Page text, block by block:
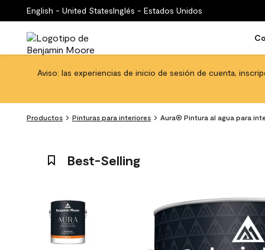
English - United StatesInglés - Estados Unidos
Aviso: las experiencias de inicio de sesión de cuenta,
Productos Pinturas para interiores Aura® Pintura al agua para
Best-Selling